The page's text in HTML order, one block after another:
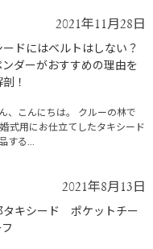
2021年11月28日
ードにはベルトはしない？
ンダーがおすすめの理由を
！
、こんにちは。 クルーの林で
式用にお仕立てしたタキシード
する...
2021年8月13日
タキシード ポケットチー